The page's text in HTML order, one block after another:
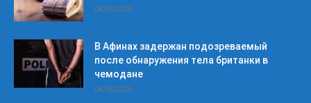
04.08.2026
В Афинах задержан подозреваемый
после обнаружения тела британки в
чемодане
04.08.2026